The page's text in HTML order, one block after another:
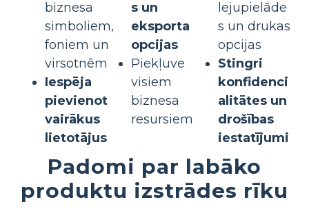
biznesa
simboliem,
foniem un
virsotnēm
Iespēja
pievienot
vairākus
lietotājus
s un
eksporta
opcijas
Piekļuve
visiem
biznesa
resursiem
lejupielāde
s un drukas
opcijas
Stingri
konfidenci
alitātes un
drošības
iestatījumi
Padomi par labāko
produktu izstrādes rīku